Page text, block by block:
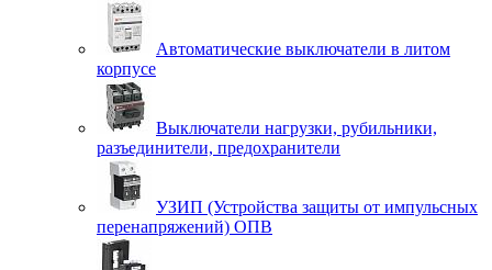
Автоматические выключатели в литом
корпусе
Выключатели нагрузки, рубильники,
разъединители, предохранители
УЗИП (Устройства защиты от импульсных
перенапряжений) ОПВ